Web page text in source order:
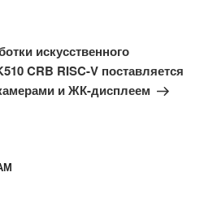
искусственного
CRB RISC-V поставляется
и ЖК-дисплеем